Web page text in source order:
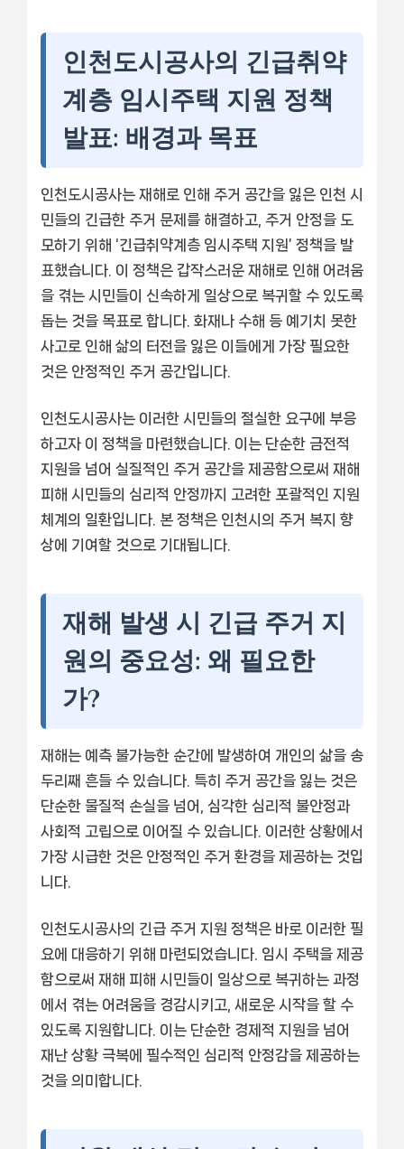
인천도시공사의 긴급취약
계층 임시주택 지원 정책
발표: 배경과 목표
인천도시공사는 재해로 인해 주거 공간을 잃은 인천 시
민들의 긴급한 주거 문제를 해결하고, 주거 안정을 도
모하기 위해 ‘긴급취약계층 임시주택 지원’ 정책을 발
표했습니다. 이 정책은 갑작스러운 재해로 인해 어려움
을 겪는 시민들이 신속하게 일상으로 복귀할 수 있도록
돕는 것을 목표로 합니다. 화재나 수해 등 예기치 못한
사고로 인해 삶의 터전을 잃은 이들에게 가장 필요한
것은 안정적인 주거 공간입니다.
인천도시공사는 이러한 시민들의 절실한 요구에 부응
하고자 이 정책을 마련했습니다. 이는 단순한 금전적
지원을 넘어 실질적인 주거 공간을 제공함으로써 재해
피해 시민들의 심리적 안정까지 고려한 포괄적인 지원
체계의 일환입니다. 본 정책은 인천시의 주거 복지 향
상에 기여할 것으로 기대됩니다.
재해 발생 시 긴급 주거 지
원의 중요성: 왜 필요한
가?
재해는 예측 불가능한 순간에 발생하여 개인의 삶을 송
두리째 흔들 수 있습니다. 특히 주거 공간을 잃는 것은
단순한 물질적 손실을 넘어, 심각한 심리적 불안정과
사회적 고립으로 이어질 수 있습니다. 이러한 상황에서
가장 시급한 것은 안정적인 주거 환경을 제공하는 것입
니다.
인천도시공사의 긴급 주거 지원 정책은 바로 이러한 필
요에 대응하기 위해 마련되었습니다. 임시 주택을 제공
함으로써 재해 피해 시민들이 일상으로 복귀하는 과정
에서 겪는 어려움을 경감시키고, 새로운 시작을 할 수
있도록 지원합니다. 이는 단순한 경제적 지원을 넘어
재난 상황 극복에 필수적인 심리적 안정감을 제공하는
것을 의미합니다.